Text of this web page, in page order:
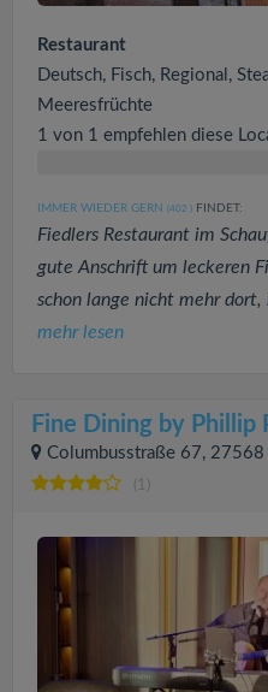
Restaurant
Deutsch, Fisch, Regional,
Meeresfrüchte
1 von 1 empfehlen diese
IMMER WIEDER GERN (402 ) FINDET:
Fiedlers Restaurant im
gute Anschrift um leckeren
schon lange nicht mehr dort,
mehr lesen
Fine Dining by Phillip
Columbusstraße 67, 27568
(1)